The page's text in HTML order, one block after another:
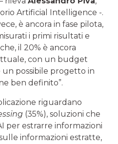
Artificial Intelligence -.
è ancora in fase pilota,
i primi risultati e
il 20% è ancora
con un budget
possibile progetto in
ben definito”.
riguardano
(35%), soluzioni che
per estrarre informazioni
informazioni estratte,